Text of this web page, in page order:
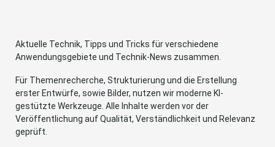
Aktuelle Technik, Tipps und Tricks für verschiedene
Anwendungsgebiete und Technik-News zusammen.
Für Themenrecherche, Strukturierung und die Erstellung
erster Entwürfe, sowie Bilder, nutzen wir moderne KI-
gestützte Werkzeuge. Alle Inhalte werden vor der
Veröffentlichung auf Qualität, Verständlichkeit und Relevanz
geprüft.